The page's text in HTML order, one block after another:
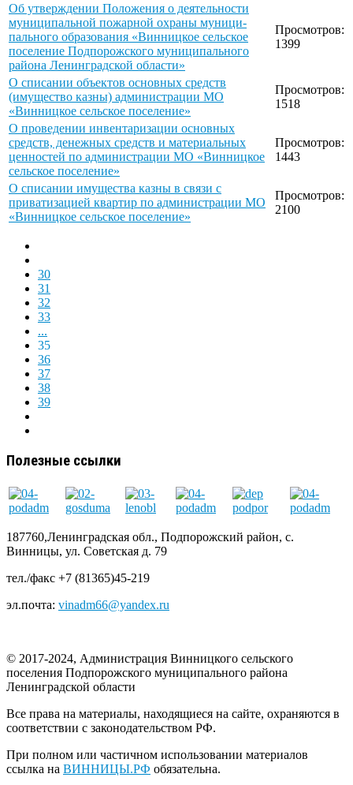
Об утверждении Положения о деятельности
муниципальной пожарной охраны муници-
пального образования «Винницкое сельское
поселение Подпорожского муниципального
района Ленинградской области»
Просмотров:
1399
О списании объектов основных средств
(имущество казны) администрации МО
«Винницкое сельское поселение»
Просмотров:
1518
О проведении инвентаризации основных
средств, денежных средств и материальных
ценностей по администрации МО «Винницкое
сельское поселение»
Просмотров:
1443
О списании имущества казны в связи с
приватизацией квартир по администрации МО
«Винницкое сельское поселение»
Просмотров:
2100
30
31
32
33
...
35
36
37
38
39
Полезные ссылки
187760,Ленинградская обл., Подпорожский район, с.
Винницы, ул. Советская д. 79
тел./факс +7 (81365)45-219
эл.почта: vinadm66@yandex.ru
© 2017-2024, Администрация Винницкого сельского
поселения Подпорожского муниципального района
Ленинградской области
Все права на материалы, находящиеся на сайте, охраняются в
соответствии с законодательством РФ.
При полном или частичном использовании материалов
ссылка на ВИННИЦЫ.РФ обязательна.